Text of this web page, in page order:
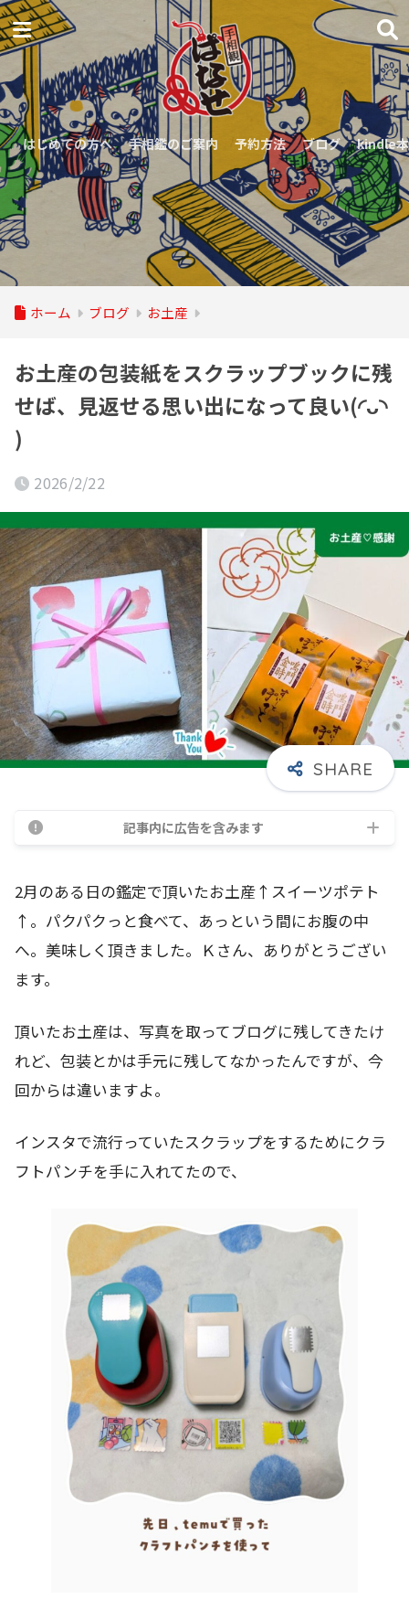
はじめての方へ 手相鑑のご案内 予約方法 ブログ kindle本
ホーム ブログ お土産
お土産の包装紙をスクラップブックに残
せば、見返せる思い出になって良い(◜ᴗ◝
)
2026/2/22
記事内に広告を含みます
2月のある日の鑑定で頂いたお土産↑スイーツポテト
↑。パクパクっと食べて、あっという間にお腹の中
へ。美味しく頂きました。Ｋさん、ありがとうござい
ます。
頂いたお土産は、写真を取ってブログに残してきたけ
れど、包装とかは手元に残してなかったんですが、今
回からは違いますよ。
インスタで流行っていたスクラップをするためにクラ
フトパンチを手に入れてたので、